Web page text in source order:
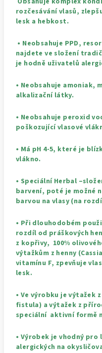
rozčesávání vlasů,
lesk a hebkost.
• Neobsahuje PPD,
najdete ve složení
je hodně uživatelů
• Neobsahuje amoniak,
alkalizační látky.
• Neobsahuje peroxid
poškozující vlasové
• Má pH 4-5, které je
vlákno.
• Speciální Herbal
barvení, poté je možné
barvou na vlasy (na
• Při dlouhodobém
rozdíl od práškových
z kopřivy, 100%
výtažkům z henny
vitamínu F, zpevňuje
lesk.
• Ve výrobku je výtažek
fistula) a výtažek z
speciální aktivní formě
• Výrobek je vhodný
alergických na